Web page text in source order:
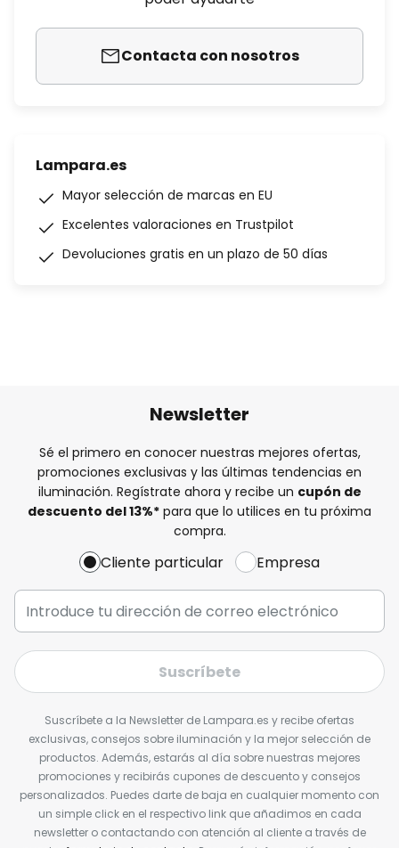
Contacta con nosotros
Lampara.es
Mayor selección de marcas en EU
Excelentes valoraciones en Trustpilot
Devoluciones gratis en un plazo de 50 días
Newsletter
Sé el primero en conocer nuestras mejores ofertas,
promociones exclusivas y las últimas tendencias en
iluminación. Regístrate ahora y recibe un cupón de
descuento del13%* para que lo utilices en tu próxima
compra.
Cliente particular Empresa
Suscríbete
Suscríbete a la Newsletter de Lampara.es y recibe ofertas
exclusivas, consejos sobre iluminación y la mejor selección de
productos. Además, estarás al día sobre nuestras mejores
promociones y recibirás cupones de descuento y consejos
personalizados. Puedes darte de baja en cualquier momento con
un simple click en el respectivo link que añadimos en cada
newsletter o contactando con atención al cliente a través de